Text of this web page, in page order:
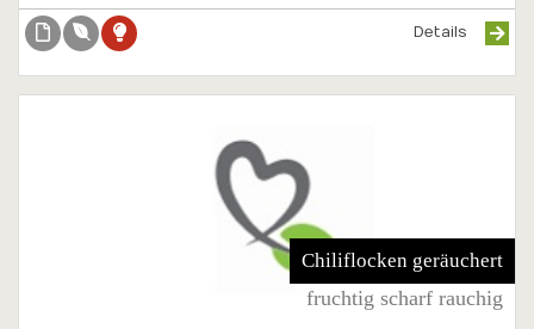
Details
Chiliflocken geräuchert
fruchtig scharf rauchig